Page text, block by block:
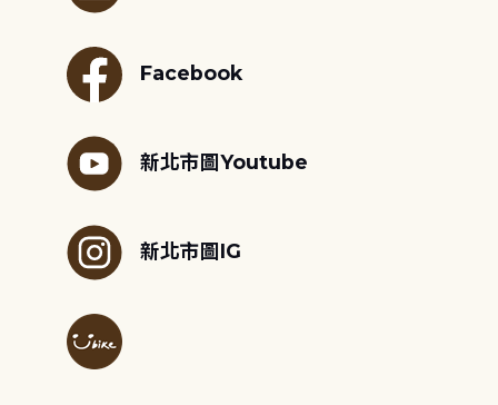
Facebook
新北市圖Youtube
新北市圖IG